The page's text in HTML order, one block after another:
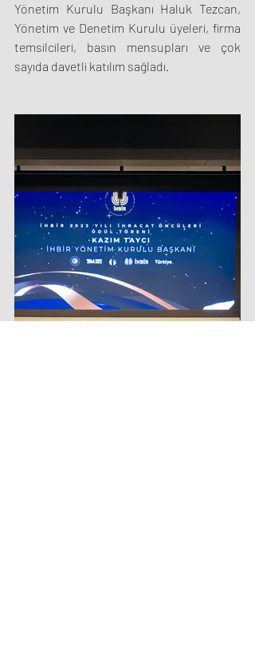
Yönetim Kurulu Başkanı Haluk Tezcan,
Yönetim ve Denetim Kurulu üyeleri, firma
temsilcileri, basın mensupları ve çok
sayıda davetli katılım sağladı.